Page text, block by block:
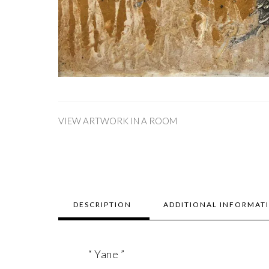
VIEW ARTWORK IN A ROOM
DESCRIPTION ADDITIONAL
“ Yane ”